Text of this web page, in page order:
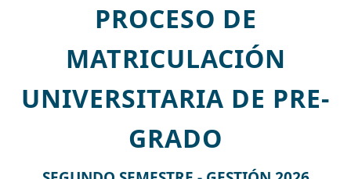
PROCESO DE
MATRICULACIÓN
UNIVERSITARIA DE PRE-
GRADO